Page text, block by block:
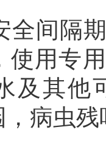
全间隔
使用专
及其他
病虫